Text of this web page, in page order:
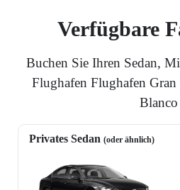
Verfügbare
Buchen Sie Ihren Sedan,
Flughafen Flughafen Gran
Blanco
Privates Sedan (oder ähnlich)